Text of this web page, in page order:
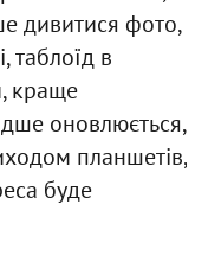
дивитися фото,
таблоїд в
краще
оновлюється,
планшетів,
буде